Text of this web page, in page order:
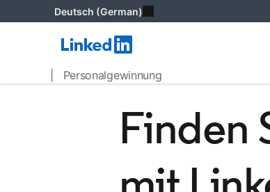
Deutsch (German)
| Personalgewinnung
Finden